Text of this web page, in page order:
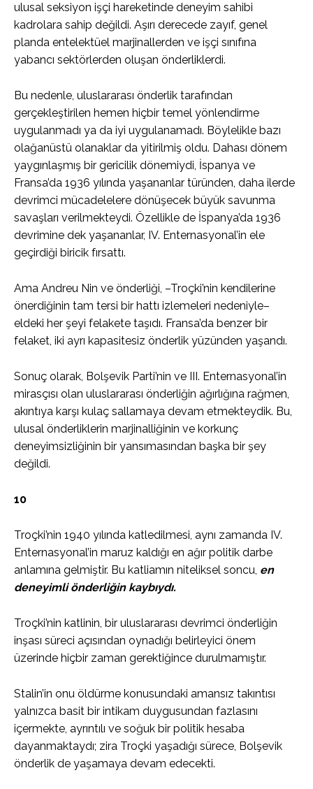
ulusal seksiyon işçi hareketinde deneyim sahibi
kadrolara sahip değildi. Aşırı derecede zayıf, genel
planda entelektüel marjinallerden ve işçi sınıfına
yabancı sektörlerden oluşan önderliklerdi.
Bu nedenle, uluslararası önderlik tarafından
gerçekleştirilen hemen hiçbir temel yönlendirme
uygulanmadı ya da iyi uygulanamadı. Böylelikle bazı
olağanüstü olanaklar da yitirilmiş oldu. Dahası dönem
yaygınlaşmış bir gericilik dönemiydi, İspanya ve
Fransa’da 1936 yılında yaşananlar türünden, daha ilerde
devrimci mücadelelere dönüşecek büyük savunma
savaşları verilmekteydi. Özellikle de İspanya’da 1936
devrimine dek yaşananlar, IV. Enternasyonal’in ele
geçirdiği biricik fırsattı.
Ama Andreu Nin ve önderliği, –Troçki’nin kendilerine
önerdiğinin tam tersi bir hattı izlemeleri nedeniyle–
eldeki her şeyi felakete taşıdı. Fransa’da benzer bir
felaket, iki ayrı kapasitesiz önderlik yüzünden yaşandı.
Sonuç olarak, Bolşevik Parti’nin ve III. Enternasyonal’in
mirasçısı olan uluslararası önderliğin ağırlığına rağmen,
akıntıya karşı kulaç sallamaya devam etmekteydik. Bu,
ulusal önderliklerin marjinalliğinin ve korkunç
deneyimsizliğinin bir yansımasından başka bir şey
değildi.
10
Troçki’nin 1940 yılında katledilmesi, aynı zamanda IV.
Enternasyonal’in maruz kaldığı en ağır politik darbe
anlamına gelmiştir. Bu katliamın niteliksel soncu, en
deneyimli önderliğin kaybıydı.
Troçki’nin katlinin, bir uluslararası devrimci önderliğin
inşası süreci açısından oynadığı belirleyici önem
üzerinde hiçbir zaman gerektiğince durulmamıştır.
Stalin’in onu öldürme konusundaki amansız takıntısı
yalnızca basit bir intikam duygusundan fazlasını
içermekte, ayrıntılı ve soğuk bir politik hesaba
dayanmaktaydı; zira Troçki yaşadığı sürece, Bolşevik
önderlik de yaşamaya devam edecekti.